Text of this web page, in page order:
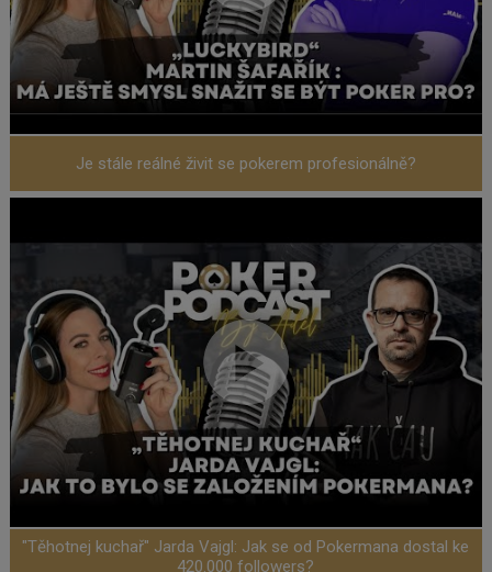
Je stále reálné živit se pokerem profesionálně?
"Těhotnej kuchař" Jarda Vajgl: Jak se od Pokermana dostal ke
420.000 followers?